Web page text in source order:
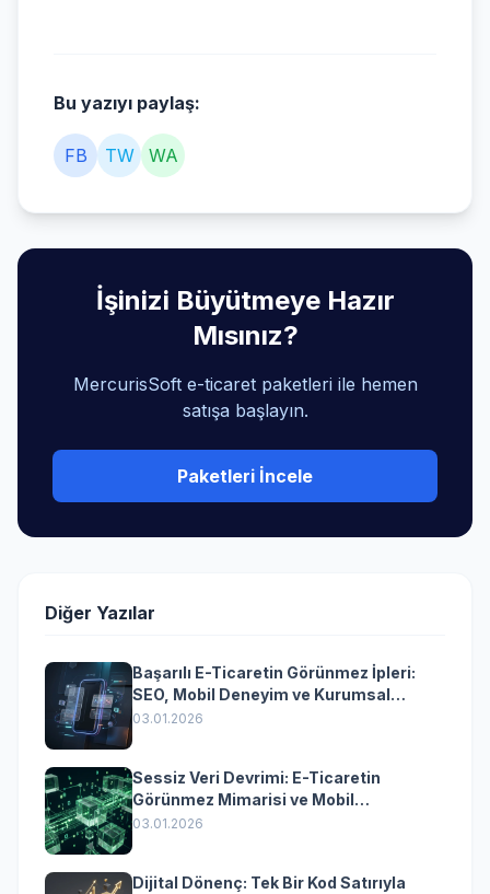
Bu yazıyı paylaş:
FB TW WA
İşinizi Büyütmeye Hazır
Mısınız?
MercurisSoft e-ticaret paketleri ile hemen
satışa başlayın.
Paketleri İncele
Diğer Yazılar
Başarılı E-Ticaretin Görünmez İpleri:
SEO, Mobil Deneyim ve Kurumsal
Yazılımın Kazandıran Senkronizasyonu
03.01.2026
Sessiz Veri Devrimi: E-Ticaretin
Görünmez Mimarisi ve Mobil
Dönüşümün Kurumsal Anahtarı
03.01.2026
Dijital Dönenç: Tek Bir Kod Satırıyla